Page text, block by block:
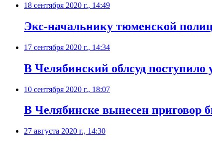
18 сентября 2020 г., 14:49
​Экс-начальнику тюменской
17 сентября 2020 г., 14:34
​В Челябинский облсуд поступило
10 сентября 2020 г., 18:07
​В Челябинске вынесен приговор
27 августа 2020 г., 14:30